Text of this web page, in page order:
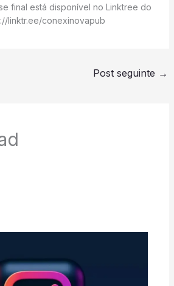
final está disponível no Linktree do
linktr.ee/conexinovapub
Post seguinte →